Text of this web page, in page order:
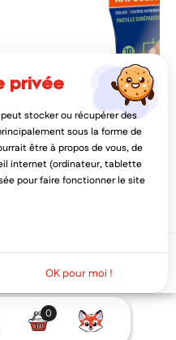
URGO
urgo ampoules protect
surépaissie 10
11,99€
0
privée
stocker ou récupérer des
sous la forme de
être à propos de vous, de
internet (ordinateur, tablette
pour faire fonctionner le site
OK pour moi !